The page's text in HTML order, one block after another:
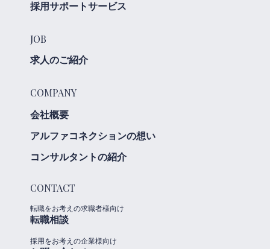
採用サポートサービス
JOB
求人のご紹介
COMPANY
会社概要
アルファコネクションの想い
コンサルタントの紹介
CONTACT
転職をお考えの求職者様向け
転職相談
採用をお考えの企業様向け